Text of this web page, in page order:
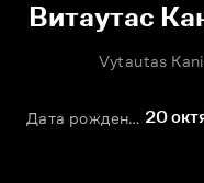
Витаутас
Vytautas
Дата рождения 20